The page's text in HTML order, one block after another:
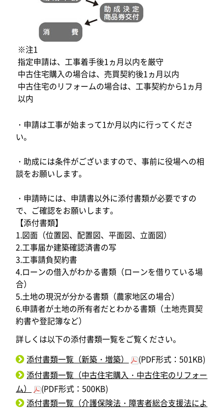
※注1
指定申請は、工事着手後1ヵ月以内を厳守
中古住宅購入の場合は、売買契約後1ヵ月以内
中古住宅のリフォームの場合は、工事契約から1ヵ月
以内
・申請は工事が始まって1か月以内に行ってくださ
い。
・助成には条件がございますので、事前に役場への相
談をお願いします。
・申請時には、申請書以外に添付書類が必要ですの
で、ご確認をお願いします。
【添付書類】
1.図面（位置図、配置図、平面図、立面図）
2.工事届か建築確認済書の写
3.工事請負契約書
4.ローンの借入がわかる書類（ローンを借りている場
合）
5.土地の現況が分かる書類（農家地区の場合）
6.申請者が土地の所有者だとわかる書類（土地売買契
約書や登記簿など）
詳しくは以下の添付書類一覧をご覧ください。
添付書類一覧（新築・増築）
(PDF形式：501KB)
添付書類一覧（中古住宅購入・中古住宅のリフォー
ム）
(PDF形式：500KB)
添付書類一覧（介護保険法・障害者総合支援法によ